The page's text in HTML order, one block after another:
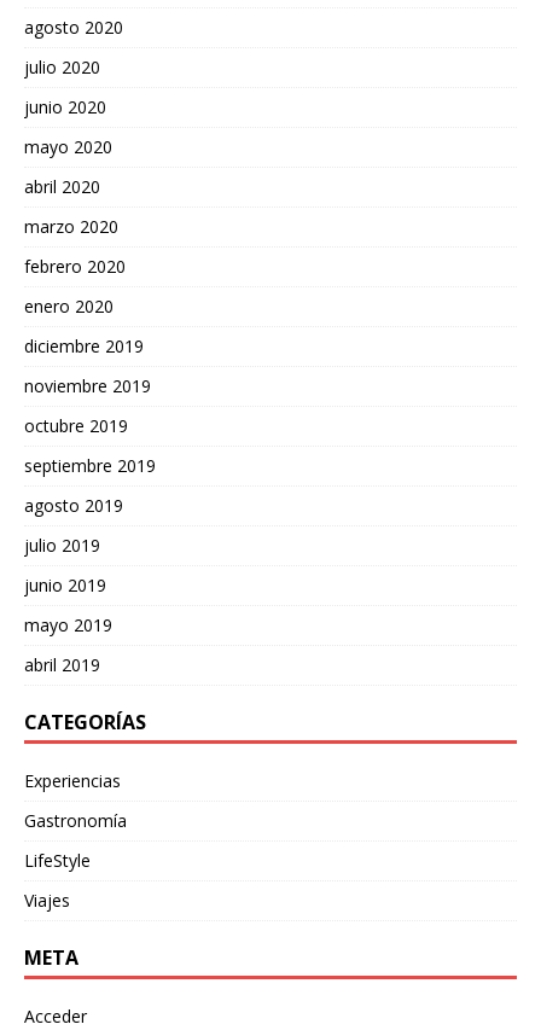
agosto 2020
julio 2020
junio 2020
mayo 2020
abril 2020
marzo 2020
febrero 2020
enero 2020
diciembre 2019
noviembre 2019
octubre 2019
septiembre 2019
agosto 2019
julio 2019
junio 2019
mayo 2019
abril 2019
CATEGORÍAS
Experiencias
Gastronomía
LifeStyle
Viajes
META
Acceder